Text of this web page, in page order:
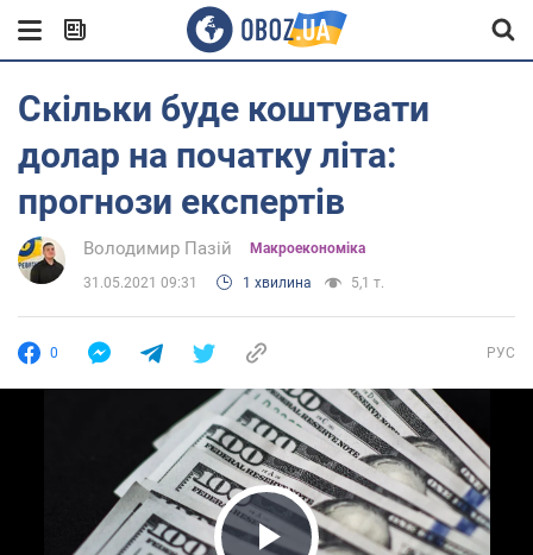
Скільки буде коштувати
долар на початку літа:
прогнози експертів
Володимир Пазій Mакроекономіка
31.05.2021 09:31 1 хвилина 5,1 т.
0 РУС